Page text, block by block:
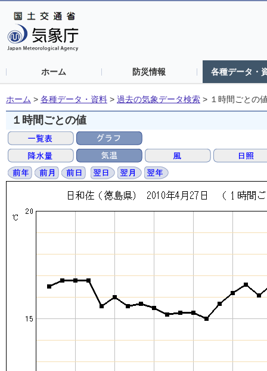
ホーム 防災情報 各種データ・
ホーム > 各種データ・資料 > 過去の気象データ検索 > １時間ごとの
１時間ごとの値